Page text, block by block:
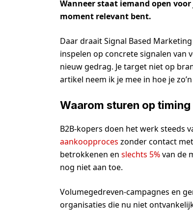
Wanneer staat iemand open
moment relevant bent.
Daar draait Signal Based
inspelen op concrete signalen
nieuw gedrag. Je target niet op
artikel neem ik je mee in hoe je
Waarom sturen op
B2B-kopers doen het werk steeds
aankoopproces zonder contact
betrokkenen en slechts 5%van de
nog niet aan toe.
Volumegedreven-campagnes en
organisaties die nu niet